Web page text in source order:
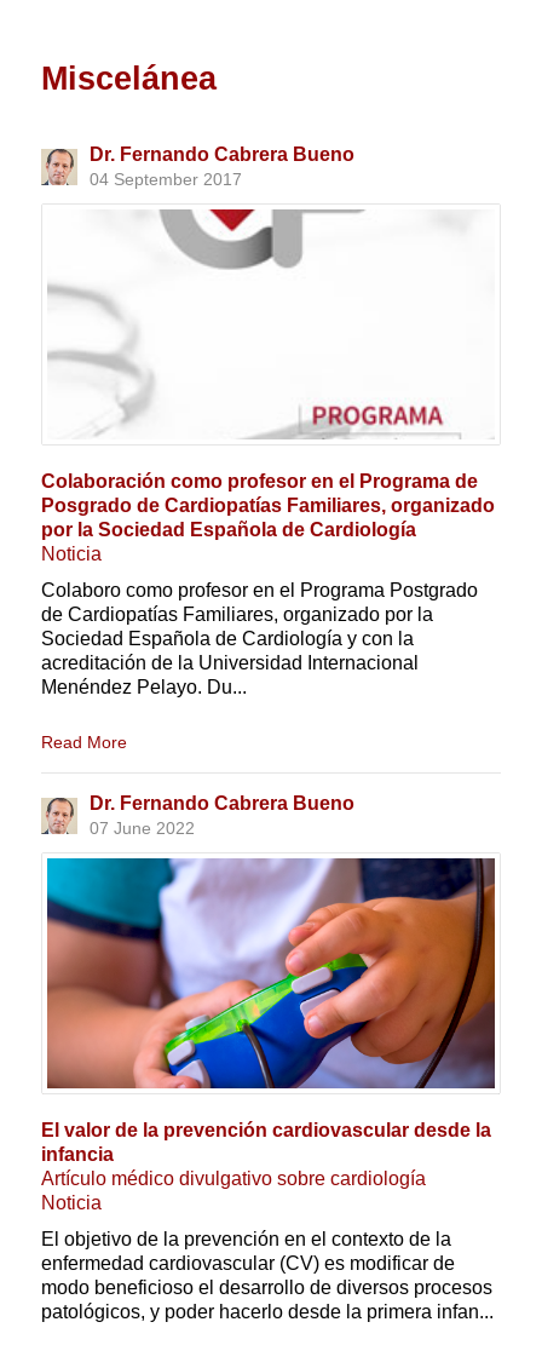
Miscelánea
Dr. Fernando Cabrera Bueno
04 September 2017
Colaboración como profesor en el Programa de
Posgrado de Cardiopatías Familiares, organizado
por la Sociedad Española de Cardiología
Noticia
Colaboro como profesor en el Programa Postgrado
de Cardiopatías Familiares, organizado por la
Sociedad Española de Cardiología y con la
acreditación de la Universidad Internacional
Menéndez Pelayo. Du...
Read More
Dr. Fernando Cabrera Bueno
07 June 2022
El valor de la prevención cardiovascular desde la
infancia
Artículo médico divulgativo sobre cardiología
Noticia
El objetivo de la prevención en el contexto de la
enfermedad cardiovascular (CV) es modificar de
modo beneficioso el desarrollo de diversos procesos
patológicos, y poder hacerlo desde la primera infan...